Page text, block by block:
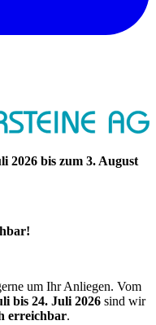
2026 bis zum 3. August
um Ihr Anliegen. Vom
bis 24. Juli 2026 sind wir
erreichbar.